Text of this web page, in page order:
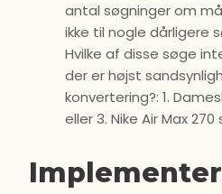
antal søgninger om
ikke til nogle
Hvilke af disse søge
der er højst
konvertering?: 1.
eller 3. Nike Air Max